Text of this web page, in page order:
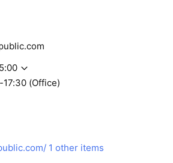
(Office)
1 other items